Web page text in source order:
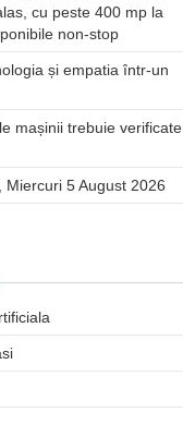
cu peste 400 mp la
non-stop
și empatia într-un
mașinii trebuie verificate
Miercuri 5 August 2026